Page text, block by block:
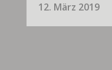
12. März 2019